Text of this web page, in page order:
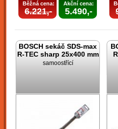
Běžná cena:
6.221,-
Akční cena:
5.490,-
BOSCH sekáč SDS-max
R-TEC sharp 25x400 mm
samoostřící